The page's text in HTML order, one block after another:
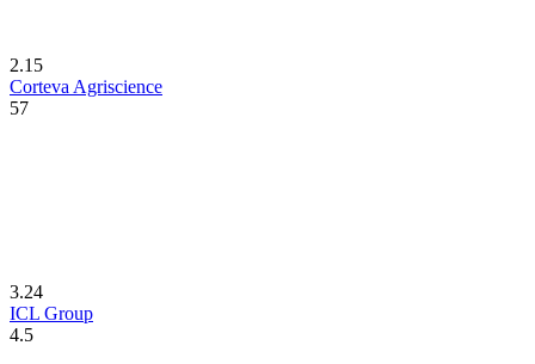
2.15
Corteva Agriscience
57
3.24
ICL Group
4.5